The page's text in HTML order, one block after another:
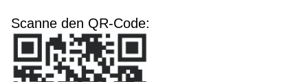
Scanne den QR-Code: